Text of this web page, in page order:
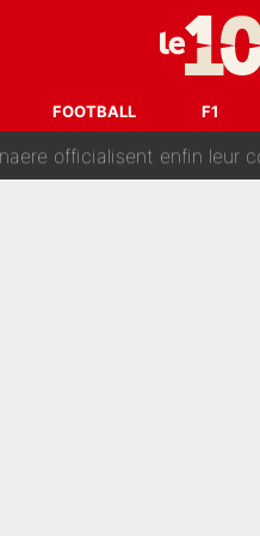
FOOTBALL F1
Michael Olise :
: La photo qui met fin au
officialisent enfin leur